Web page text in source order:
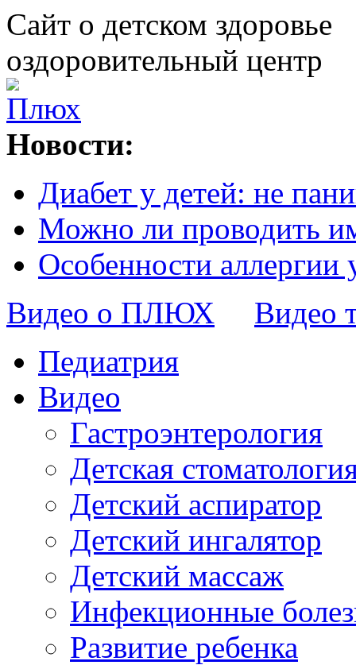
Сайт о детском здоровье
оздоровительный центр
Новости:
Диабет у детей: не
Можно ли проводить
Особенности аллергии
Видео о ПЛЮХ
Видео
Педиатрия
Видео
Гастроэнтерология
Детская
Детский аспиратор
Детский ингалятор
Детский массаж
Инфекционные
Развитие ребенка